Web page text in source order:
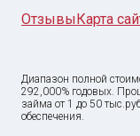
ОтзывыКарта
Диапазон полной
292,000% годовых.
займа от1 до 50 тыс
обеспечения.